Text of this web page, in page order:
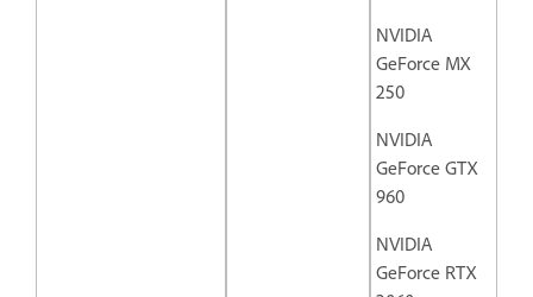
NVIDIA
GeForce MX
250
NVIDIA
GeForce GTX
960
NVIDIA
GeForce RTX